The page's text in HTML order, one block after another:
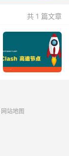
共 1 篇文章
网站地图